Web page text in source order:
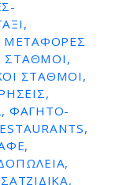
ΜΕΤΑΦΟΡΈΣ
ΣΤΑΘΜΟΊ,
ΣΤΑΘΜΟΊ,
ΦΑΓΗΤΌ-